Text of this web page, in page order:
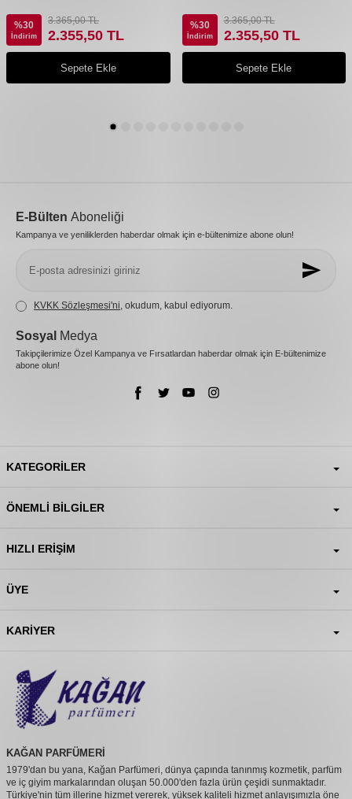
%30
İndirim
3.365,00TL
2.355,50 TL
Sepete Ekle
%30
İndirim
3.365,00TL
2.355,50TL
Sepete Ekle
E-Bülten Aboneliği
Kampanya ve yeniliklerden haberdar olmak için e-bültenimize abone olun!
KVKK Sözleşmesi'ni, okudum, kabul ediyorum.
Sosyal Medya
Takipçilerimize Özel Kampanya ve Fırsatlardan haberdar olmak için E-bültenimize
abone olun!
KATEGORILER
ÖNEMLI BILGILER
HIZLI ERIŞIM
ÜYE
KARIYER
KAĞAN PARFÜMERİ
1979'dan bu yana, Kağan Parfümeri, dünya çapında tanınmış kozmetik, parfüm
ve iç giyim markalarından oluşan 50.000'den fazla ürün çeşidi sunmaktadır.
Türkiye'nin tüm illerine hizmet vererek, yüksek kaliteli hizmet anlayışımızla öne